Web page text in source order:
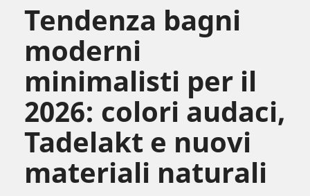
Tendenza bagni
moderni
minimalisti per il
2026: colori audaci,
Tadelakt e nuovi
materiali naturali